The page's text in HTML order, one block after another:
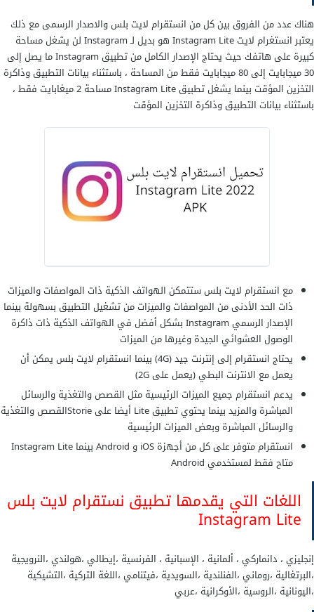
هناك عدد من الفروق بين كل من انستقرام لايت بلس والاصدار الرسمى مع ذلك
يعتبر انستغرام لايت Instagram Lite هو بديل لـ Instagram لن يشغل مساحة
كبيرة على هاتفك حيث يحتاج الإصدار الكامل من تطبيق Instagram ما يصل إلى
30 ميجابايت إلى 80 ميجابايت فقط من المساحة ، باستثناء بيانات التطبيق وذاكرة
التخزين المؤقت بينما يشغل تطبيق Instagram Lite مساحة 2 ميغابايت فقط ،
باستثناء بيانات التطبيق وذاكرة التخزين المؤقت
مع انستقرام لايت بلس ستتمكن الهواتف الذكية ذات المواصفات والميزات
ذات الحد الأدنى من المواصفات والميزات من تشغيل التطبيق بسهولة بينما
الإصدار الرسمي Instagram بشكل أفضل في الهواتف الذكية ذات ذاكرة
الوصول العشوائي الجيدة وغيرها من الميزات
يحتاج انستقرام إلى إنترنت جيد (4G) بينما انستقرام لايت بلس يمكن أن
يعمل مع الانترنت البطي (يعمل على 2G)
يدعم انستقرام جميع الميزات الرئيسية مثل القصص والتغذية والرسائل
المباشرة والمزيد بينما يحتوي تطبيق Lite أيضا على Storieالقصص والتغذية
والرسائل المباشرة وبعض الميزات الرئيسية
انستقرام متوفر على كل من أجهزة iOS و Android بينما Instagram Lite
متاح فقط لمستخدمي Android
اللغات التي يقدمها تطبيق نستقرام لايت بلس
Instagram Lite
إنجليزي ، دانماركي ، ألمانية ، الإسبانية ، الفرنسية ،إيطالي ،هولندي ،النرويجية
،البرتغالية ،روماني ،الفنلندية ،السويدية ،فيتنامي ،اللغة التركية ،التشيكية
،اليونانية ،الروسية ،الأوكرانية ،عربي